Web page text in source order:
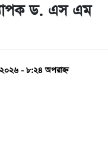
ড. এস এম
- ৮:২৪ অপরাহ্ন